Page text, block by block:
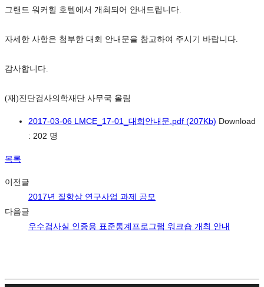
그랜드 워커힐 호텔에서 개최되어 안내드립니다.
자세한 사항은 첨부한 대회 안내문을 참고하여 주시기 바랍니다.
감사합니다.
(재)진단검사의학재단 사무국 올림
2017-03-06 LMCE_17-01_대회안내문.pdf (207Kb) Download
: 202 명
목록
이전글
2017년 질향상 연구사업 과제 공모
다음글
우수검사실 인증용 표준통계프로그램 워크숍 개최 안내